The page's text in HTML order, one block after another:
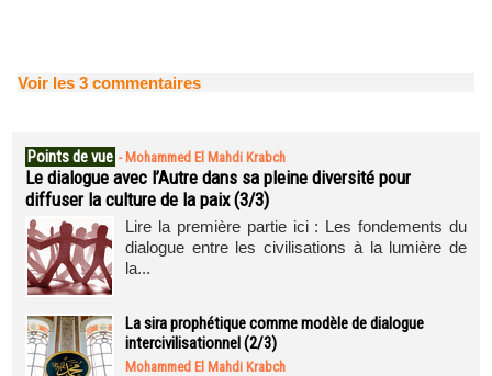
Voir les 3 commentaires
Points de vue - Mohammed El Mahdi Krabch
Le dialogue avec l’Autre dans sa pleine diversité pour
diffuser la culture de la paix (3/3)
Lire la première partie ici : Les fondements du
dialogue entre les civilisations à la lumière de
la...
La sira prophétique comme modèle de dialogue
intercivilisationnel (2/3)
Mohammed El Mahdi Krabch